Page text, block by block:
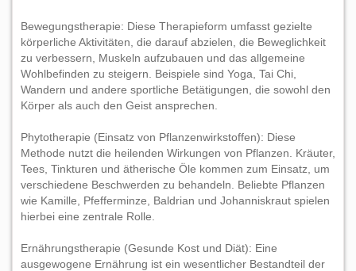
Bewegungstherapie: Diese Therapieform umfasst gezielte
körperliche Aktivitäten, die darauf abzielen, die Beweglichkeit
zu verbessern, Muskeln aufzubauen und das allgemeine
Wohlbefinden zu steigern. Beispiele sind Yoga, Tai Chi,
Wandern und andere sportliche Betätigungen, die sowohl den
Körper als auch den Geist ansprechen.
Phytotherapie (Einsatz von Pflanzenwirkstoffen): Diese
Methode nutzt die heilenden Wirkungen von Pflanzen. Kräuter,
Tees, Tinkturen und ätherische Öle kommen zum Einsatz, um
verschiedene Beschwerden zu behandeln. Beliebte Pflanzen
wie Kamille, Pfefferminze, Baldrian und Johanniskraut spielen
hierbei eine zentrale Rolle.
Ernährungstherapie (Gesunde Kost und Diät): Eine
ausgewogene Ernährung ist ein wesentlicher Bestandteil der